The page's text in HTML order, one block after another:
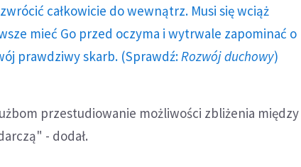
całkowicie do wewnątrz. Musi się wciąż
mieć Go przed oczyma i wytrwale zapominać o
prawdziwy skarb. (Sprawdź: Rozwój duchowy)
przestudiowanie możliwości zbliżenia między
- dodał.